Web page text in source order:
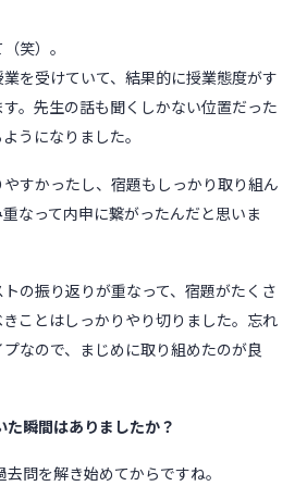
笑）。
を受けていて、結果的に授業態度がす
。先生の話も聞くしかない位置だった
うになりました。
すかったし、宿題もしっかり取り組ん
なって内申に繋がったんだと思いま
の振り返りが重なって、宿題がたくさ
ことはしっかりやり切りました。忘れ
なので、まじめに取り組めたのが良
瞬間はありましたか？
去問を解き始めてからですね。